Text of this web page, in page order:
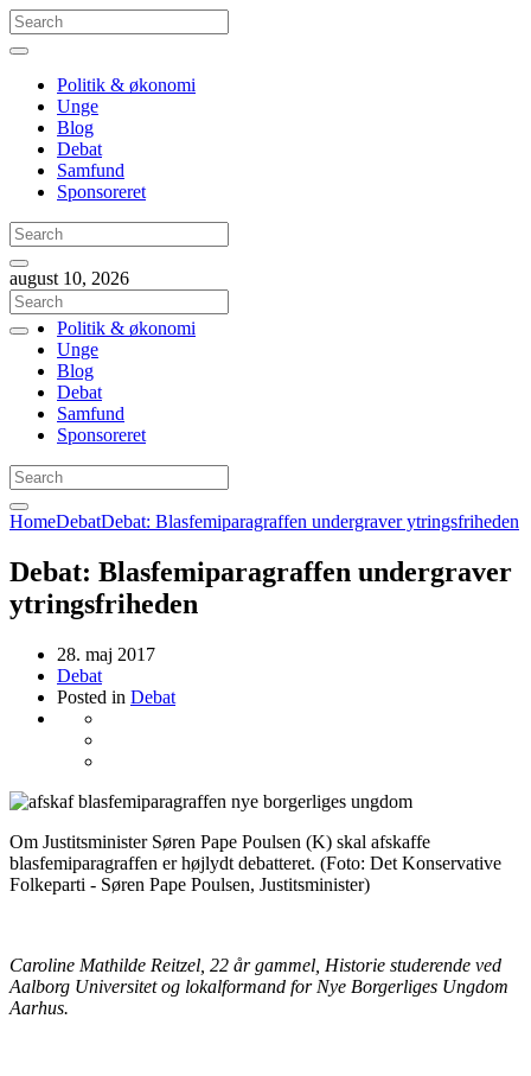
Politik & økonomi
Unge
Blog
Debat
Samfund
Sponsoreret
august 10, 2026
Politik & økonomi
Unge
Blog
Debat
Samfund
Sponsoreret
HomeDebatDebat: Blasfemiparagraffen undergraver ytringsfriheden
Debat: Blasfemiparagraffen undergraver
ytringsfriheden
28. maj 2017
Debat
Posted in Debat
Om Justitsminister Søren Pape Poulsen (K) skal afskaffe
blasfemiparagraffen er højlydt debatteret. (Foto: Det Konservative
Folkeparti - Søren Pape Poulsen, Justitsminister)
Caroline Mathilde Reitzel, 22 år gammel, Historie studerende ved
Aalborg Universitet og lokalformand for Nye Borgerliges Ungdom
Aarhus.